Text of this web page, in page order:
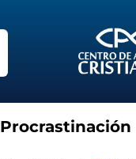
Procrastinación